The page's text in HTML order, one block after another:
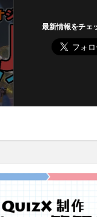
最新情報をチェ